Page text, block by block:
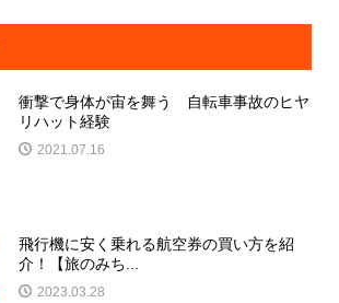
衝撃で身体が宙を舞う 自転車事故のヒヤ
リハット経験
2021.07.16
飛行機に安く乗れる航空券の買い方を紹
介！【旅のみち...
2023.03.28